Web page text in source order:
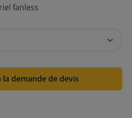
fanless
demande de devis